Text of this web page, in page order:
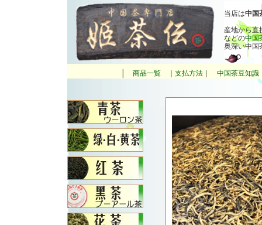
当店は中国
産地から直
などの中国
奥深い中国
商品一覧 支払方法 中国茶豆知識